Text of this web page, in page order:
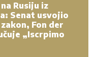
Rusiju iz
Senat usvojio
Fon der
„Iscrpimo